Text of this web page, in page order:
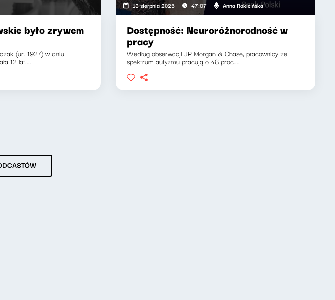
było zrywem
(ur. 1927) w dniu
12 lat....
13 sierpnia 2025 47:07 Anna Rokicińska
Dostępność: Neuroróżnorodność w
pracy
Według obserwacji JP Morgan & Chase, pracownicy ze
spektrum autyzmu pracują o 48 proc....